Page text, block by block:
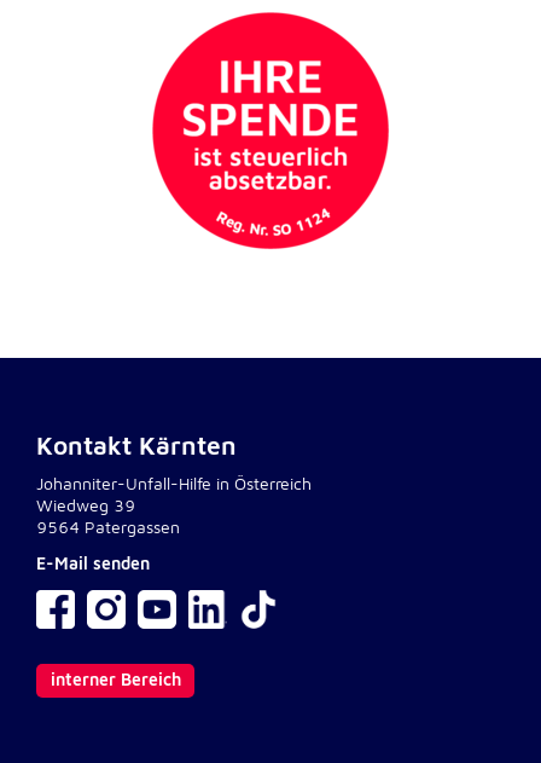
Kontakt Kärnten
Johanniter-Unfall-Hilfe in Österreich
Wiedweg 39
9564 Patergassen
E-Mail senden
interner Bereich